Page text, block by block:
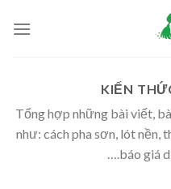
KIẾN
Tổng hợp những bài viết,
như: cách pha sơn, lót nền,
….báo giá